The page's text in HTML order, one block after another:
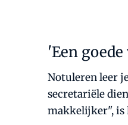
'Een
Notuleren leer
secretariële
makkelijker", is